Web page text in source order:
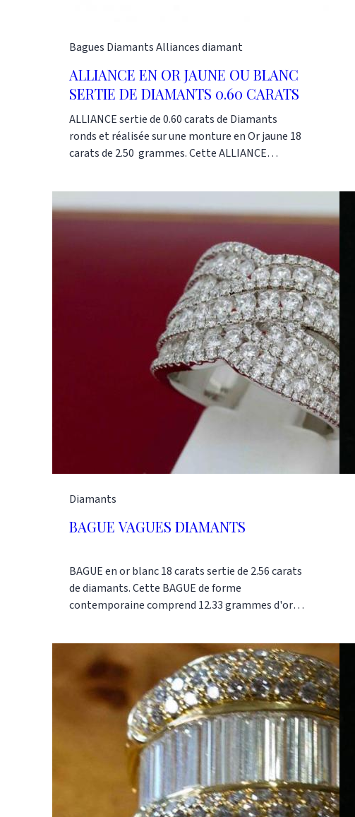
Bagues Diamants Alliances diamant
ALLIANCE EN OR JAUNE OU BLANC
SERTIE DE DIAMANTS 0.60 CARATS
ALLIANCE sertie de 0.60 carats de Diamants
ronds et réalisée sur une monture en Or jaune 18
carats de 2.50 grammes. Cette ALLIANCE
gros. Nos références : AL1282
Diamants
BAGUE VAGUES DIAMANTS
BAGUE en or blanc 18 carats sertie de 2.56 carats
de diamants. Cette BAGUE de forme
contemporaine comprend 12.33 grammes d'or.